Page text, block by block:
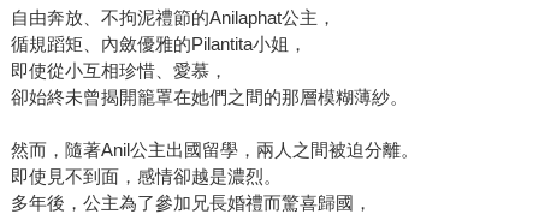
自由奔放、不拘泥禮節的Anilaphat公主，
循規蹈矩、內斂優雅的Pilantita小姐，
即使從小互相珍惜、愛慕，
卻始終未曾揭開籠罩在她們之間的那層模糊薄紗。
然而，隨著Anil公主出國留學，兩人之間被迫分離。
即使見不到面，感情卻越是濃烈。
多年後，公主為了參加兄長婚禮而驚喜歸國，